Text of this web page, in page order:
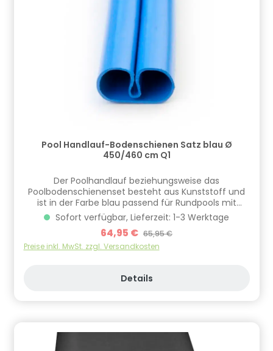
Pool Handlauf-Bodenschienen Satz blau Ø
450/460 cm Q1
Der Poolhandlauf beziehungsweise das
Poolbodenschienenset besteht aus Kunststoff und
ist in der Farbe blau passend für Rundpools mit
verschiedenen Durchmessern erhältlich. Bei der
Handlaufqualität in Q1 sind Bodenschiene und
Handlauf identisch, bedeutet, dass in diesem Fall der
Satz entweder als Bodenschiene oder Handlauf
Verantwortliche Person: CF Group Deutschland
Sofort verfügbar, Lieferzeit: 1-3 Werktage
Verkaufspreis:
64,95 € Regulärer Preis:
65,95 €
Preise inkl. MwSt. zzgl. Versandkosten
Details